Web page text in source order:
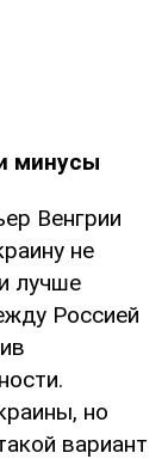
минусы
Венгрии
не
лучше
Россией
но
вариант